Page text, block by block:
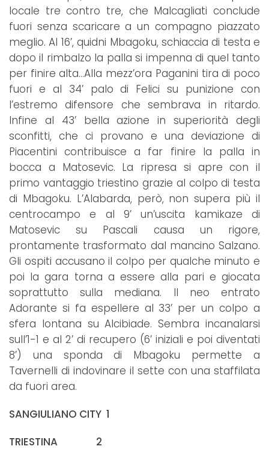
locale tre contro tre, che Malcagliati conclude
fuori senza scaricare a un compagno piazzato
meglio. Al 16’, quidni Mbagoku, schiaccia di testa e
dopo il rimbalzo la palla si impenna di quel tanto
per finire alta…Alla mezz’ora Paganini tira di poco
fuori e al 34’ palo di Felici su punizione con
l’estremo difensore che sembrava in ritardo.
Infine al 43’ bella azione in superiorità degli
sconfitti, che ci provano e una deviazione di
Piacentini contribuisce a far finire la palla in
bocca a Matosevic. La ripresa si apre con il
primo vantaggio triestino grazie al colpo di testa
di Mbagoku. L’Alabarda, però, non supera più il
centrocampo e al 9’ un’uscita kamikaze di
Matosevic su Pascali causa un rigore,
prontamente trasformato dal mancino Salzano.
Gli ospiti accusano il colpo per qualche minuto e
poi la gara torna a essere alla pari e giocata
soprattutto sulla mediana. Il neo entrato
Adorante si fa espellere al 33’ per un colpo a
sfera lontana su Alcibiade. Sembra incanalarsi
sull’1-1 e al 2’ di recupero (6’ iniziali e poi diventati
8’) una sponda di Mbagoku permette a
Tavernelli di indovinare il sette con una staffilata
da fuori area.
SANGIULIANO CITY 1
TRIESTINA 2